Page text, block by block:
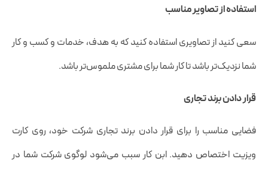
استفاده از تصاویر مناسب
سعی کنید از تصاویری استفاده کنید که به هدف، خدمات و کسب و کار
شما نزدیک‌تر باشد تا کار شما برای مشتری ملموس‌تر باشد.
قرار دادن برند تجاری
فضایی مناسب را برای قرار دادن برند تجاری شرکت خود، روی کارت
ویزیت اختصاص دهید. ابن کار سبب می‌شود لوگوی شرکت شما در